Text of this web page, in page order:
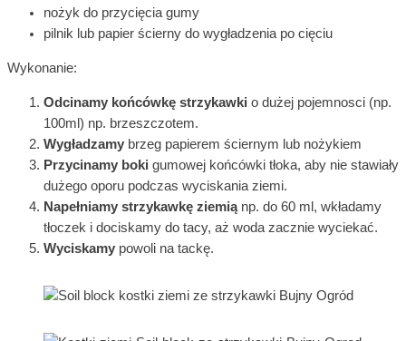
nożyk do przycięcia gumy
pilnik lub papier ścierny do wygładzenia po cięciu
Wykonanie:
Odcinamy końcówkę strzykawki o dużej pojemnosci (np.
100ml) np. brzeszczotem.
Wygładzamy brzeg papierem ściernym lub nożykiem
Przycinamy boki gumowej końcówki tłoka, aby nie stawiały
dużego oporu podczas wyciskania ziemi.
Napełniamy strzykawkę ziemiąnp. do 60 ml, wkładamy
tłoczek i dociskamy do tacy, aż woda zacznie wyciekać.
Wyciskamy powoli na tackę.